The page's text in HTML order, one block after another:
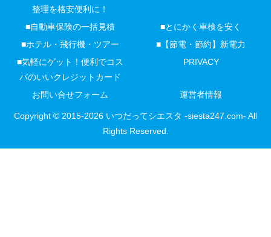
整理を格安便利に！
■自動車保険の一括見積
■とにかく車検を安く
■ホテル・飛行機・ツアー
■【節電・節約】新電力
■気軽にゲット！便利でコス
パのいいクレジットカード
PRIVACY
お問い合せフォーム 運営者情報
Copyright © 2015-2026 いつだってシエスタ -siesta247.com- All
Rights Reserved.